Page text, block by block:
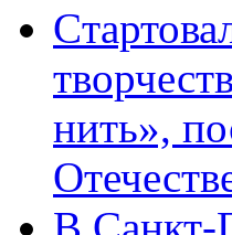
нить»,